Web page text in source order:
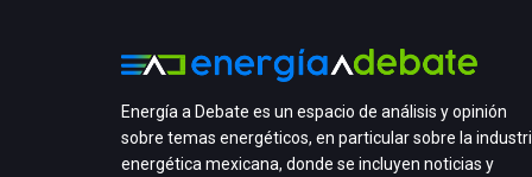
Energía a Debate es un espacio de análisis y opinión
sobre temas energéticos, en particular sobre la
energética mexicana, donde se incluyen noticias y